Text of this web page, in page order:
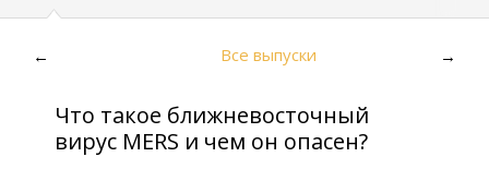
← Все выпуски →
Что такое ближневосточный
вирус MERS и чем он опасен?